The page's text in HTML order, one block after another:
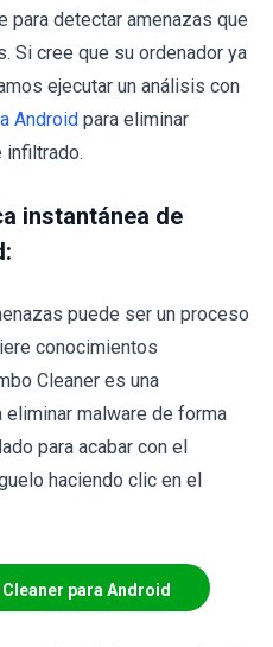
para detectar amenazas que
Si cree que su ordenador ya
ejecutar un análisis con
Android para eliminar
infiltrado.
instantánea de
puede ser un proceso
conocimientos
Cleaner es una
malware de forma
para acabar con el
haciendo clic en el
Cleaner para Android